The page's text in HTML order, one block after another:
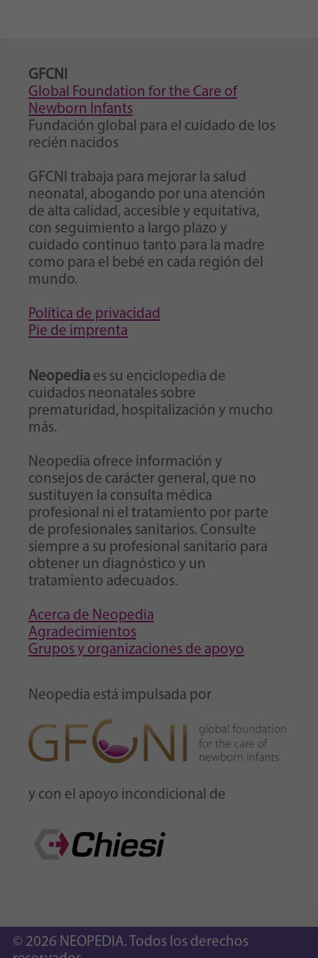
GFCNI
Global Foundation for the Care of
Newborn Infants
Fundación global para el cuidado de los
recién nacidos
GFCNI trabaja para mejorar la salud
neonatal, abogando por una atención
de alta calidad, accesible y equitativa,
con seguimiento a largo plazo y
cuidado continuo tanto para la madre
como para el bebé en cada región del
mundo.
Política de privacidad
Pie de imprenta
Neopedia es su enciclopedia de
cuidados neonatales sobre
prematuridad, hospitalización y mucho
más.
Neopedia ofrece información y
consejos de carácter general, que no
sustituyen la consulta médica
profesional ni el tratamiento por parte
de profesionales sanitarios. Consulte
siempre a su profesional sanitario para
obtener un diagnóstico y un
tratamiento adecuados.
Acerca de Neopedia
Agradecimientos
Grupos y organizaciones de apoyo
Neopedia está impulsada por
y con el apoyo incondicional de
© 2026 NEOPEDIA. Todos los derechos